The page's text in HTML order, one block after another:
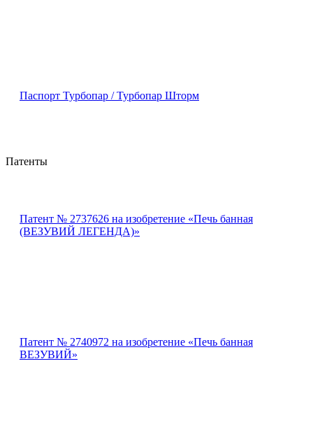
Паспорт Турбопар / Турбопар Шторм
Патенты
Патент № 2737626 на изобретение «Печь банная
(ВЕЗУВИЙ ЛЕГЕНДА)»
Патент № 2740972 на изобретение «Печь банная
ВЕЗУВИЙ»